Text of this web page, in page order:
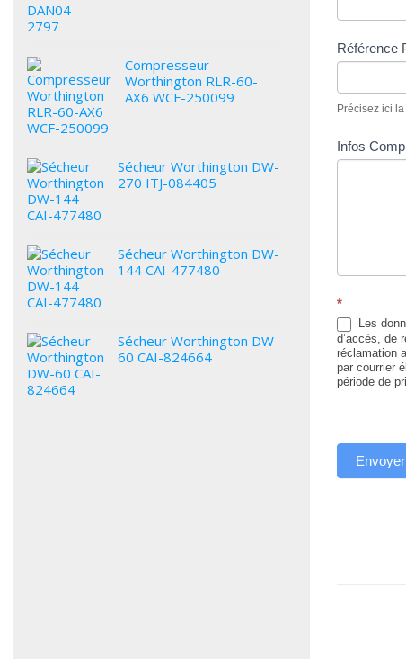
Référence
Précisez ici
Infos
*
Les
d’accès, de
réclamation
par courrier
période de
Envoyer
Compresseur
Worthington RLR-60-
AX6 WCF-250099
Sécheur Worthington DW-
270 ITJ-084405
Sécheur Worthington DW-
144 CAI-477480
Sécheur Worthington DW-
60 CAI-824664